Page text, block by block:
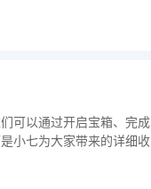
可以通过开启宝箱、完成
小七为大家带来的详细收